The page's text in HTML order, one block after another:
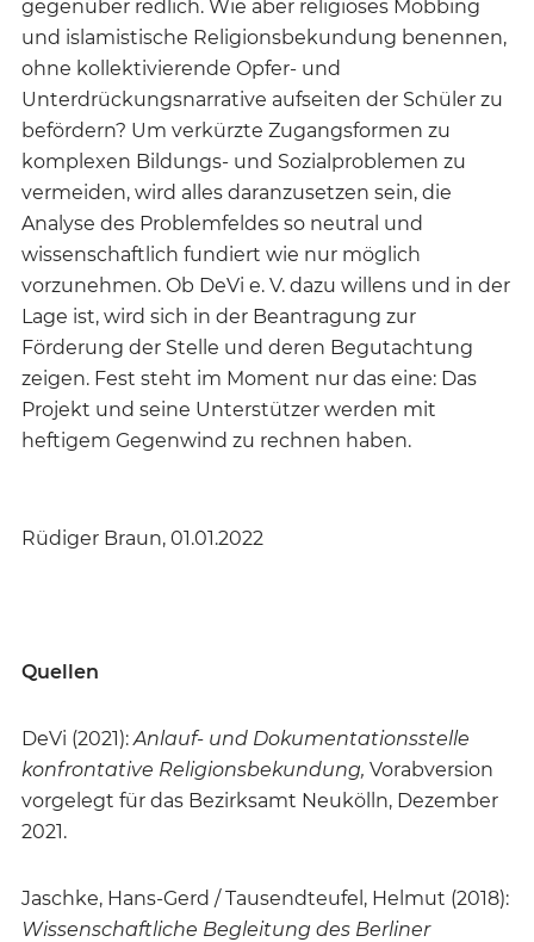
gegenüber redlich. Wie aber religiöses Mobbing
und islamistische Religionsbekundung benennen,
ohne kollektivierende Opfer- und
Unterdrückungsnarrative aufseiten der Schüler zu
befördern? Um verkürzte Zugangsformen zu
komplexen Bildungs- und Sozialproblemen zu
vermeiden, wird alles daranzusetzen sein, die
Analyse des Problemfeldes so neutral und
wissenschaftlich fundiert wie nur möglich
vorzunehmen. Ob DeVi e. V. dazu willens und in der
Lage ist, wird sich in der Beantragung zur
Förderung der Stelle und deren Begutachtung
zeigen. Fest steht im Moment nur das eine: Das
Projekt und seine Unterstützer werden mit
heftigem Gegenwind zu rechnen haben.
Rüdiger Braun, 01.01.2022
Quellen
DeVi (2021):Anlauf- und Dokumentationsstelle
konfrontative Religionsbekundung, Vorabversion
vorgelegt für das Bezirksamt Neukölln, Dezember
2021.
Jaschke, Hans-Gerd / Tausendteufel, Helmut (2018):
Wissenschaftliche Begleitung des Berliner